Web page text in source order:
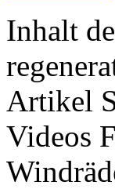
Inhalt
Artikel
Videos